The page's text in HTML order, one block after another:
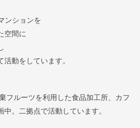
ンションを
空間に
動をしています。
フルーツを利用した食品加工所、カフ
中。二拠点で活動しています。